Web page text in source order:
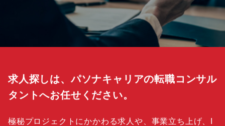
求人探しは、パソナキャリアの転職コンサル
タントへお任せください。
極秘プロジェクトにかかわる求人や、事業立ち上げ、I